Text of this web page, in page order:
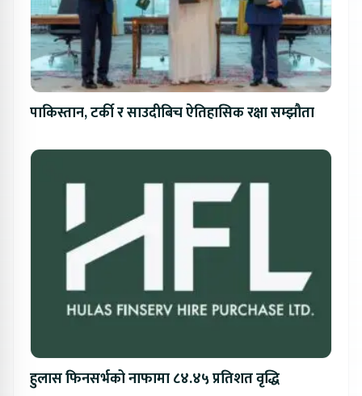
पाकिस्तान, टर्की र साउदीबिच ऐतिहासिक रक्षा सम्झौता
हुलास फिनसर्भको नाफामा ८४.४५ प्रतिशत वृद्धि